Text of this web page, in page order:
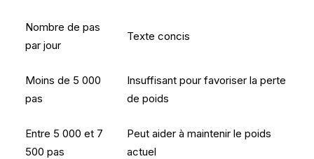
Nombre de pas
par jour
Texte concis
Moins de 5 000
pas
Insuffisant pour favoriser la perte
de poids
Entre 5 000 et 7
500 pas
Peut aider à maintenir le poids
actuel